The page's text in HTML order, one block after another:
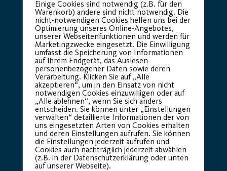
Premium Partner:
Einige Cookies sind notwendig (z.B. für den
Warenkorb) andere sind nicht notwendig. Die
nicht-notwendigen Cookies helfen uns bei der
Optimierung unseres Online-Angebotes,
unserer Webseitenfunktionen und werden für
Marketingzwecke eingesetzt. Die Einwilligung
umfasst die Speicherung von Informationen
auf Ihrem Endgerät, das Auslesen
personenbezogener Daten sowie deren
Verarbeitung. Klicken Sie auf „Alle
akzeptieren“, um in den Einsatz von nicht
notwendigen Cookies einzuwilligen oder auf
„Alle ablehnen“, wenn Sie sich anders
entscheiden. Sie können unter „Einstellungen
verwalten“ detaillierte Informationen der von
uns eingesetzten Arten von Cookies erhalten
und deren Einstellungen aufrufen. Sie können
die Einstellungen jederzeit aufrufen und
Cookies auch nachträglich jederzeit abwählen
(z.B. in der Datenschutzerklärung oder unten
auf unserer Webseite).